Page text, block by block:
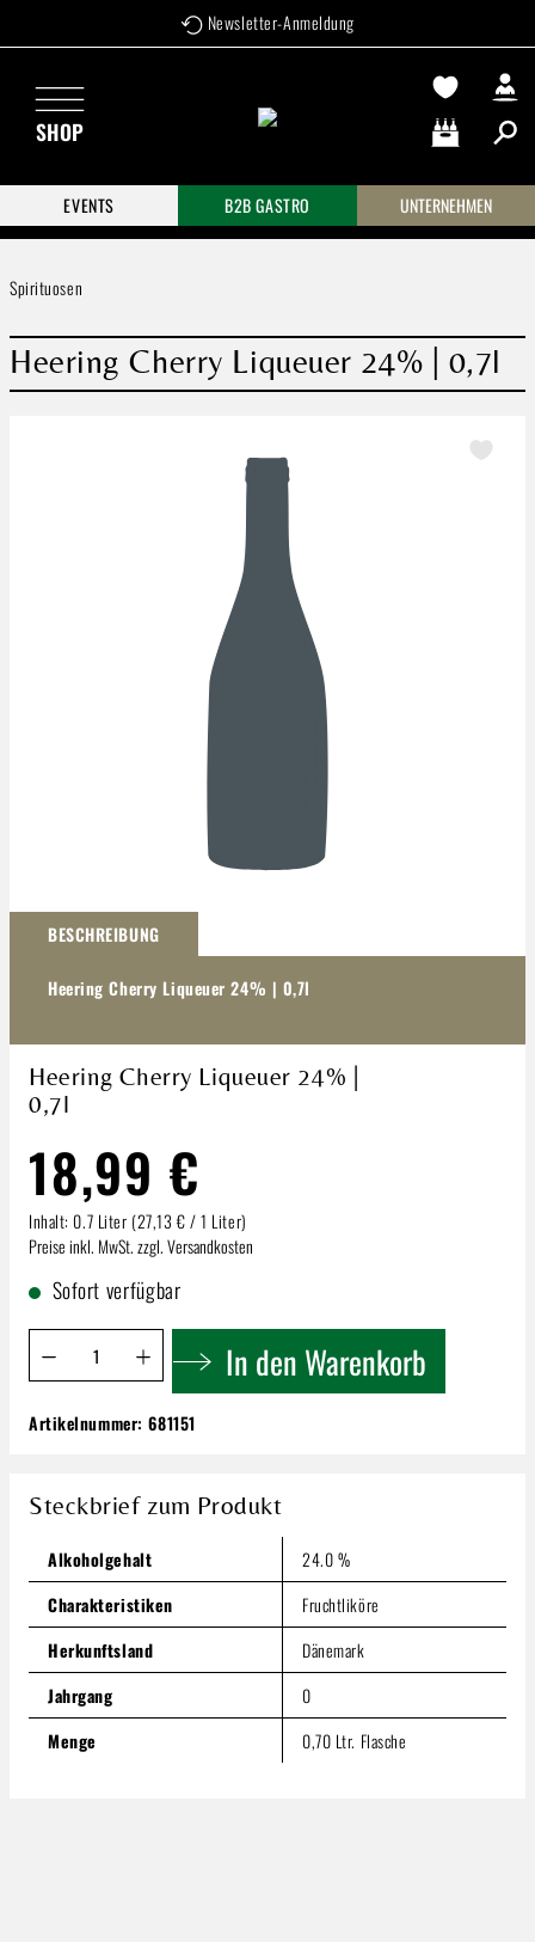
Zum Hauptinhalt springen Newsletter-Anmeldung
SHOP
Warenkorb
EVENTS
B2B GASTRO UNTERNEHMEN
Spirituosen
Heering Cherry Liqueuer 24% | 0,7l
BESCHREIBUNG
Heering Cherry Liqueuer 24% | 0,7l
Heering Cherry Liqueuer 24% |
0,7l
18,99 €
Inhalt: 0.7 Liter (27,13 € / 1 Liter)
Preise inkl. MwSt. zzgl. Versandkosten
Sofort verfügbar
Produkt Anzahl: Gib den gewünschten Wert ein oder
In den Warenkorb
Heering Cherry Liqueuer 24% | 0,7l
Inhalt:0.7 Liter (27,13 € / 1 Liter)
Produkt Anzahl: Gib den gewünschten Wert ein oder
In den Warenkorb
Artikelnummer:681151
Steckbrief zum Produkt
Alkoholgehalt
24.0 %
Charakteristiken
Fruchtliköre
Herkunftsland
Dänemark
Jahrgang
0
Menge
0,70 Ltr. Flasche